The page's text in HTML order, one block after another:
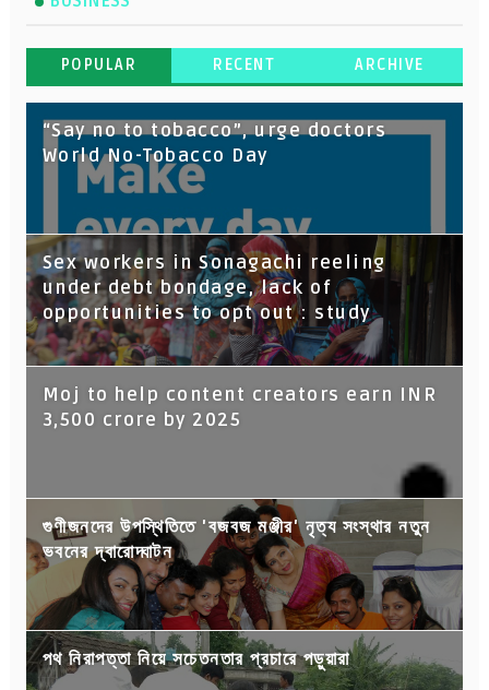
POPULAR RECENT ARCHIVE
“Say no to tobacco”, urge doctors
World No-Tobacco Day
Sex workers in Sonagachi reeling
under debt bondage, lack of
opportunities to opt out : study
Moj to help content creators earn INR
3,500 crore by 2025
গুণীজনদের উপস্থিতিতে 'বজবজ মঞ্জীর' নৃত্য সংস্থার নতুন
ভবনের দ্বারোদ্ঘাটন
পথ নিরাপত্তা নিয়ে সচেতনতার প্রচারে পড়ুয়ারা